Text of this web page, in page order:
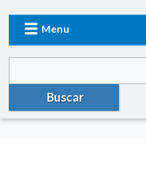
Menu
Buscar